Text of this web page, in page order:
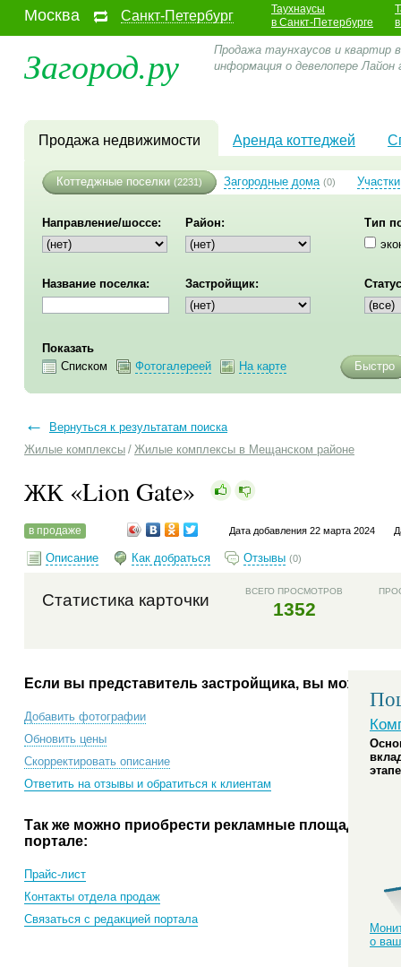
Москва Санкт-Петербург
Таухнаусы
в Санкт-Петербурге
Загород.ру
Продажа таунхаусов и квартир
информация о девелопере
Продажа недвижимости Аренда коттеджей
Коттеджные поселки (2231) Загородные дома (0) Участки
Направление/шоссе: Район:
Тип
Название поселка: Застройщик:
Показать
Списком
Фотогалереей На карте Быстро
←
Вернуться к результатам поиска
Жилые комплексы / Жилые комплексы в Мещанском районе
ЖК «Lion Gate»
в продаже Дата добавления 22 марта 2024
Описание Как добраться Отзывы (0)
Статистика карточки ВСЕГО ПРОСМОТРОВ
1352
о
Если вы представитель застройщика, вы можете:
Добавить фотографии
Обновить цены
Скорректировать описание
Ответить на отзывы и обратиться к клиентам
Так же можно приобрести рекламные площади на
портале:
Прайс-лист
Контакты отдела продаж
Связаться с редакцией портала